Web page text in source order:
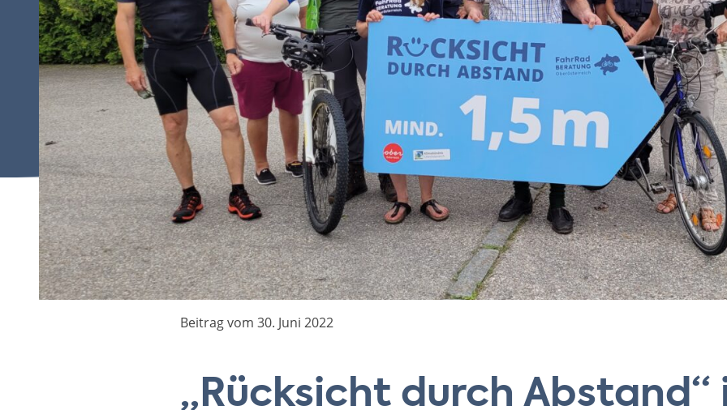
Beitrag vom 30. Juni 2022
„Rücksicht durch Abstand“